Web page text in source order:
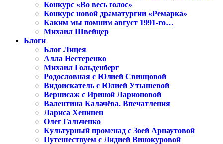
Конкурс «Во весь голос»
Конкурс новой драматургии «Ремарка»
Каким мы помним август 1991-го…
Михаил Швейцер
Блоги
Блог Лицея
Алла Нестеренко
Михаил Гольденберг
Родословная с Юлией Свинцовой
Видоискатель с Юлией Утышевой
Вернисаж с Ириной Ларионовой
Валентина Калачёва. Впечатления
Лариса Хенинен
Олег Гальченко
Культурный променад с Зоей Арнаутовой
Путешествуем с Лидией Винокуровой